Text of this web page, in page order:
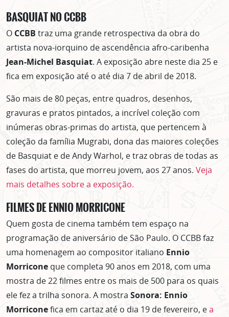
BASQUIAT NO CCBB
O CCBB traz uma grande retrospectiva da obra do
artista nova-iorquino de ascendência afro-caribenha
Jean-Michel Basquiat. A exposição abre neste dia 25 e
fica em exposição até o até dia 7 de abril de 2018.
São mais de 80 peças, entre quadros, desenhos,
gravuras e pratos pintados, a incrível coleção com
inúmeras obras-primas do artista, que pertencem à
coleção da família Mugrabi, dona das maiores coleções
de Basquiat e de Andy Warhol, e traz obras de todas as
fases do artista, que morreu jovem, aos 27 anos. Veja
mais detalhes sobre a exposição.
FILMES DE ENNIO MORRICONE
Quem gosta de cinema também tem espaço na
programação de aniversário de São Paulo. O CCBB faz
uma homenagem ao compositor italiano Ennio
Morricone que completa 90 anos em 2018, com uma
mostra de 22 filmes entre os mais de 500 para os quais
ele fez a trilha sonora. A mostra Sonora: Ennio
Morriconefica em cartaz até o dia 19 de fevereiro, ea
ASSINE GRATUITAMENTE
NOSSA NEWSLETTER!
centro de São Paulo no seu email.
CLIQUE AQUI
não mostrar mais esse popup